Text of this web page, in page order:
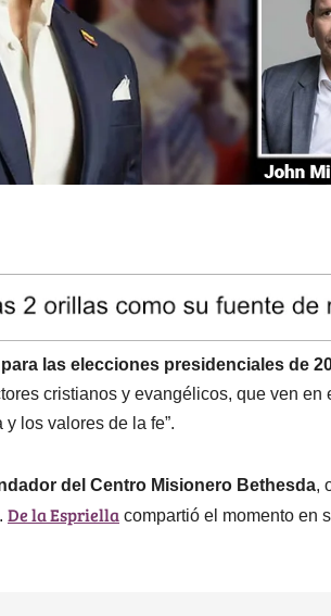
las elecciones presidenciales de
cristianos y evangélicos, que ven en
los valores de la fe”.
del Centro Misionero Bethesda,
De la Espriella compartió el momento en